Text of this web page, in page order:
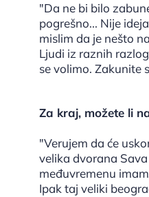
"Da ne bi bilo
pogrešno... Nije
mislim da je nešto
Ljudi iz raznih
se volimo. Zakunite
Za kraj, možete li
"Verujem da će
velika dvorana
međuvremenu
Ipak taj veliki